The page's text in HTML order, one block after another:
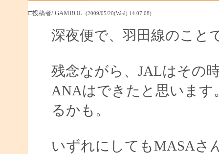
□投稿者/ GAMBOL -(2009/05/20(Wed) 14:07:08)
深夜便で、羽田線のこと
残念ながら、JALはその
ANAはできたと思いま
るかも。
いずれにしてもMASAさ